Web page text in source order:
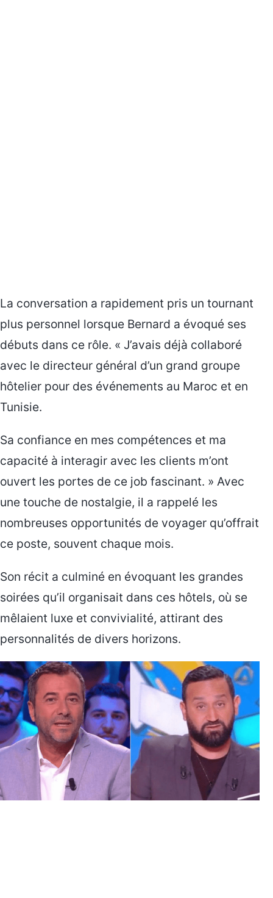
La conversation a rapidement pris un tournant
plus personnel lorsque Bernard a évoqué ses
débuts dans ce rôle. « J’avais déjà collaboré
avec le directeur général d’un grand groupe
hôtelier pour des événements au Maroc et en
Tunisie.
Sa confiance en mes compétences et ma
capacité à interagir avec les clients m’ont
ouvert les portes de ce job fascinant. » Avec
une touche de nostalgie, il a rappelé les
nombreuses opportunités de voyager qu’offrait
ce poste, souvent chaque mois.
Son récit a culminé en évoquant les grandes
soirées qu’il organisait dans ces hôtels, où se
mêlaient luxe et convivialité, attirant des
personnalités de divers horizons.